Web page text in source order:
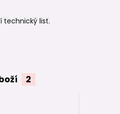
technický list.
2